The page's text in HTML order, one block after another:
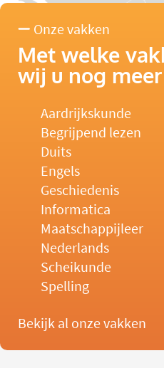
Onze vakken
Met welke
wij u nog
Aardrijkskunde
Begrijpend lezen
Duits
Engels
Geschiedenis
Informatica
Maatschappijleer
Nederlands
Scheikunde
Spelling
Bekijk al onze vakken